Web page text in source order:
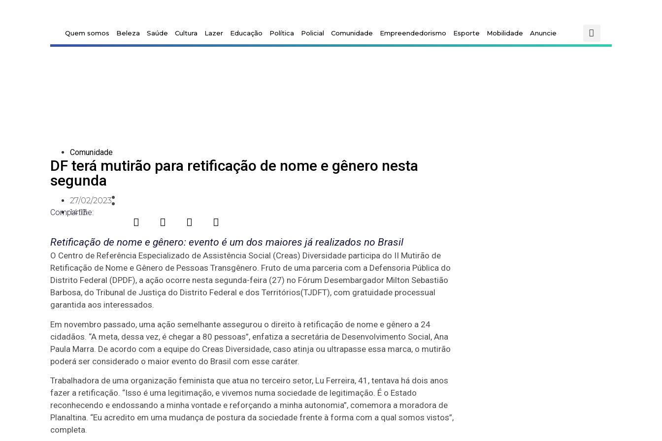
Quem somos Beleza Saúde Cultura Lazer Educação Política Policial Comunidade Empreendedorismo Esporte Mobilidade Anuncie
Comunidade
DF terá mutirão para retificação de nome e gênero nesta
segunda
27/02/2023
14:13
Compartilhe:
Retificação de nome e gênero: evento é um dos maiores já realizados no Brasil
O Centro de Referência Especializado de Assistência Social (Creas) Diversidade participa do II Mutirão de
Retificação de Nome e Gênero de Pessoas Transgênero. Fruto de uma parceria com a Defensoria Pública do
Distrito Federal (DPDF), a ação ocorre nesta segunda-feira (27) no Fórum Desembargador Milton Sebastião
Barbosa, do Tribunal de Justiça do Distrito Federal e dos Territórios(TJDFT), com gratuidade processual
garantida aos interessados.
Em novembro passado, uma ação semelhante assegurou o direito à retificação de nome e gênero a 24
cidadãos. “A meta, dessa vez, é chegar a 80 pessoas”, enfatiza a secretária de Desenvolvimento Social, Ana
Paula Marra. De acordo com a equipe do Creas Diversidade, caso atinja ou ultrapasse essa marca, o mutirão
poderá ser considerado o maior evento do Brasil com esse caráter.
Trabalhadora de uma organização feminista que atua no terceiro setor, Lu Ferreira, 41, tentava há dois anos
fazer a retificação. “Isso é uma legitimação, e vivemos numa sociedade de legitimação. É o Estado
reconhecendo e endossando a minha vontade e reforçando a minha autonomia”, comemora a moradora de
Planaltina. “Eu acredito em uma mudança de postura da sociedade frente à forma com a qual somos vistos”,
completa.